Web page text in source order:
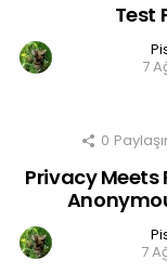
Test
7
0
Privacy Meets
7